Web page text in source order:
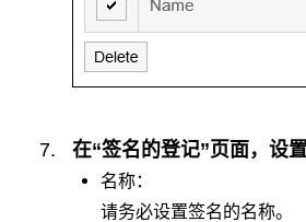
在“签名的登记”页面，设
名称：
请务必设置签名的名称。